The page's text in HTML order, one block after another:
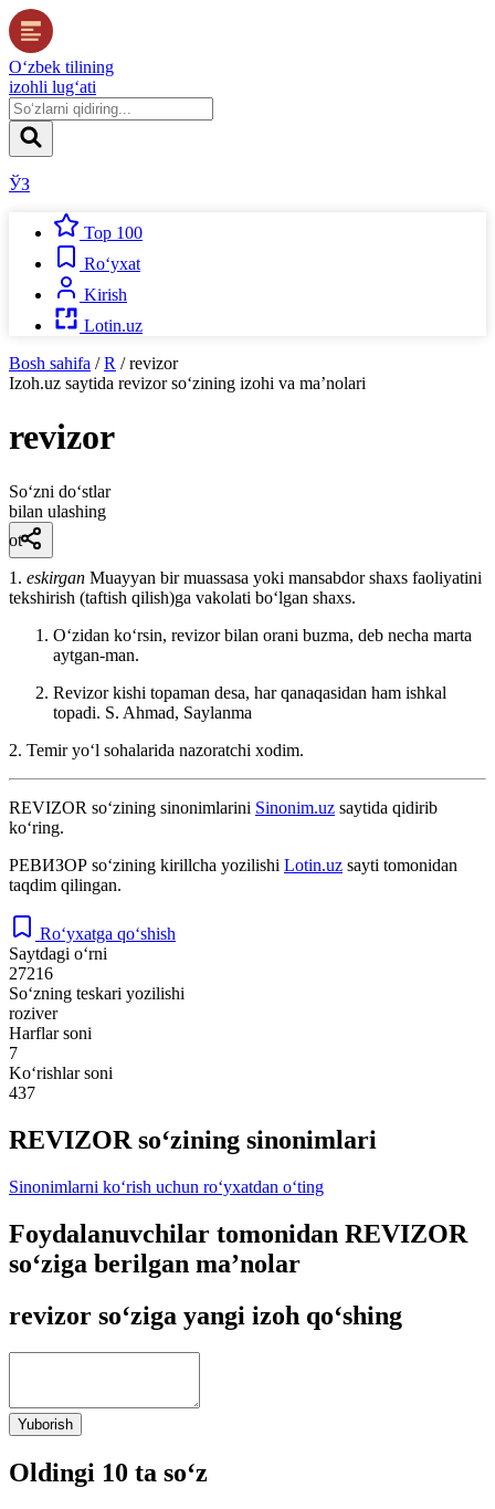
O‘zbek tilining
izohli lug‘ati
ЎЗ
Top 100
Ro‘yxat
Kirish
Lotin.uz
Bosh sahifa / R / revizor
Izoh.uz saytida revizorso‘zining izohi va ma’nolari
revizor
So‘zni do‘stlar
bilan ulashing
ot
1. eskirgan Muayyan bir muassasa yoki mansabdor shaxs faoliyatini
tekshirish (taftish qilish)ga vakolati boʻlgan shaxs.
Oʻzidan koʻrsin, revizor bilan orani buzma, deb necha marta
aytgan-man.
Revizor kishi topaman desa, har qanaqasidan ham ishkal
topadi. S. Ahmad, Saylanma
2. Temir yoʻl sohalarida nazoratchi xodim.
REVIZOR so‘zining sinonimlarini Sinonim.uz saytida qidirib
ko‘ring.
РЕВИЗОР so‘zining kirillcha yozilishi Lotin.uz sayti tomonidan
taqdim qilingan.
Ro‘yxatga qo‘shish
Saytdagi o‘rni
27216
So‘zning teskari yozilishi
roziver
Harflar soni
7
Ko‘rishlar soni
437
REVIZOR so‘zining sinonimlari
Sinonimlarni ko‘rish uchun ro‘yxatdan o‘ting
Foydalanuvchilar tomonidan REVIZOR
so‘ziga berilgan ma’nolar
revizor so‘ziga yangi izoh qo‘shing
Yuborish
Oldingi 10 ta so‘z